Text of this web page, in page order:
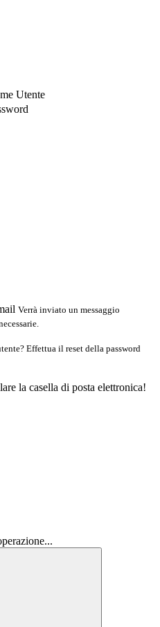
Utente
Verrà inviato un messaggio
Effettua il reset della password
la casella di posta elettronica!